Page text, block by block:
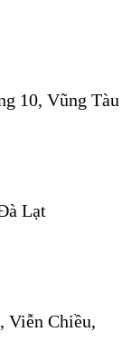
10, Vũng Tàu
Lạt
Viễn Chiều,